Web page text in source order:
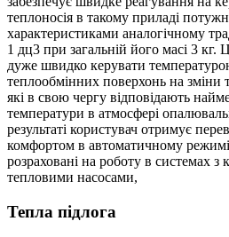
теплоносія в такому приладі
характеристиками аналогічному
1 дц3 при загальній його масі 3 кг.
дуже швидко керувати
теплообмінних поверхонь на зміни
які в свою чергу відповідають
температури в атмосфері
результаті користувач отримує
комфортом в автоматичному
розраховані на роботу в системах
тепловими насосами,
Тепла підлога